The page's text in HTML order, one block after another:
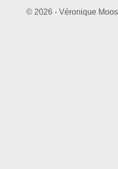
© 2026 - Véronique